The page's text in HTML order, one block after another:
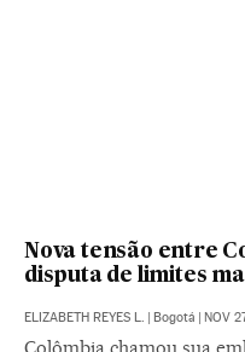
Nova tensão entre
disputa de limites
ELIZABETH REYES L. | Bogotá | NOV